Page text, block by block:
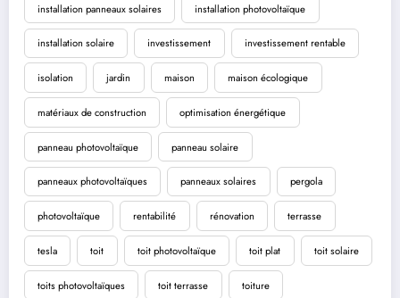
installation panneaux solaires installation photovoltaïque
installation solaire investissement investissement rentable
isolation jardin maison maison écologique
matériaux de construction optimisation énergétique
panneau photovoltaïque panneau solaire
panneaux photovoltaïques panneaux solaires pergola
photovoltaïque rentabilité rénovation terrasse
tesla toit toit photovoltaïque toit plat toit solaire
toits photovoltaïques toit terrasse toiture